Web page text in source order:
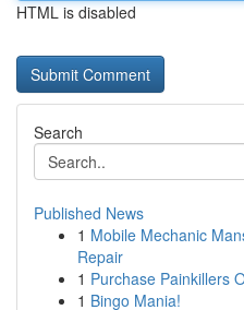
HTML is disabled
Search
Published News
1 Mobile Mechanic
Repair
1 Purchase Painkillers
1 Bingo Mania!